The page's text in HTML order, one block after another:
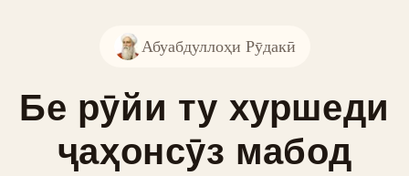
Абуабдуллоҳи Рӯдакӣ
Бе рӯйи ту хуршеди
ҷаҳонсӯз мабод